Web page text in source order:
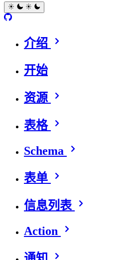
介绍
开始
资源
表格
Schema
表单
信息列表
Action